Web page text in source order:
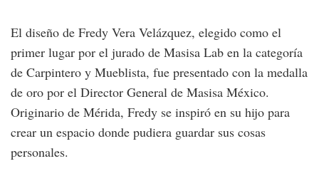
El diseño de Fredy Vera Velázquez, elegido como el
primer lugar por el jurado de Masisa Lab en la categoría
de Carpintero y Mueblista, fue presentado con la medalla
de oro por el Director General de Masisa México.
Originario de Mérida, Fredy se inspiró en su hijo para
crear un espacio donde pudiera guardar sus cosas
personales.